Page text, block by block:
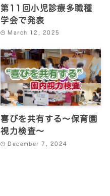
第11回小児診療多職種
学会で発表
March 12, 2025
喜びを共有する～保育園
視力検査～
December 7, 2024